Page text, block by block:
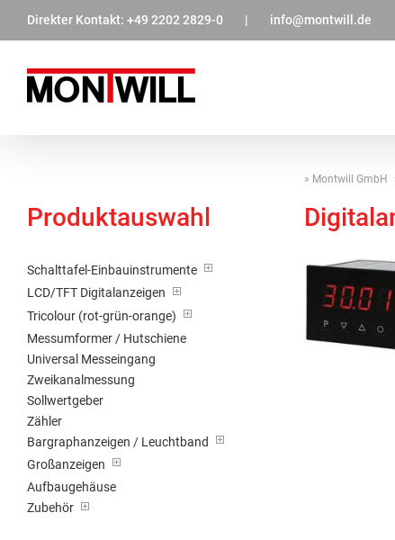
Direkter Kontakt: +49 2202 2829-0 | info@montwill.de
Montwill GmbH
Produktauswahl
Schalttafel-Einbauinstrumente
LCD/TFT Digitalanzeigen
Tricolour (rot-grün-orange)
Messumformer / Hutschiene
Universal Messeingang
Zweikanalmessung
Sollwertgeber
Zähler
Bargraphanzeigen / Leuchtband
Großanzeigen
Aufbaugehäuse
Zubehör